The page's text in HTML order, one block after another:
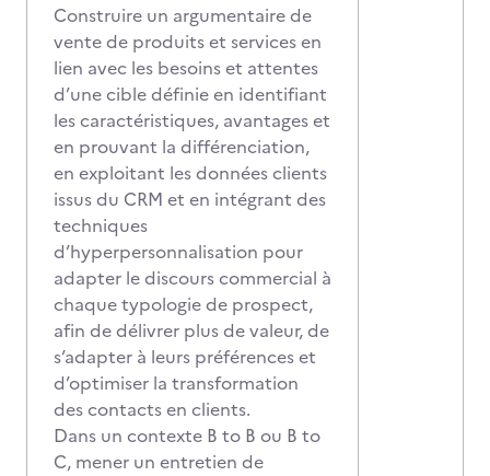
Construire un argumentaire de
vente de produits et services en
lien avec les besoins et attentes
d’une cible définie en identifiant
les caractéristiques, avantages et
en prouvant la différenciation,
en exploitant les données clients
issus du CRM et en intégrant des
techniques
d’hyperpersonnalisation pour
adapter le discours commercial à
chaque typologie de prospect,
afin de délivrer plus de valeur, de
s’adapter à leurs préférences et
d’optimiser la transformation
des contacts en clients.
Dans un contexte B to B ou B to
C, mener un entretien de